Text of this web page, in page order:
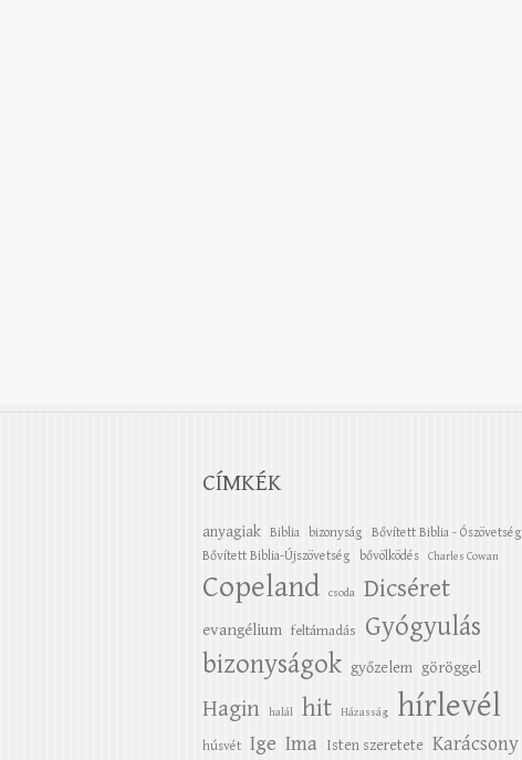
CÍMKÉK
anyagiak Biblia bizonyság
Bővített Biblia - Ószövetség
Bővített Biblia-Újszövetség
bővölködés Charles Cowan
Copeland csoda Dicséret
evangélium feltámadás
Gyógyulás
bizonyságok győzelem göröggel
Hagin halál hit Házasság hírlevél
húsvét Ige Ima Isten szeretete Karácsony